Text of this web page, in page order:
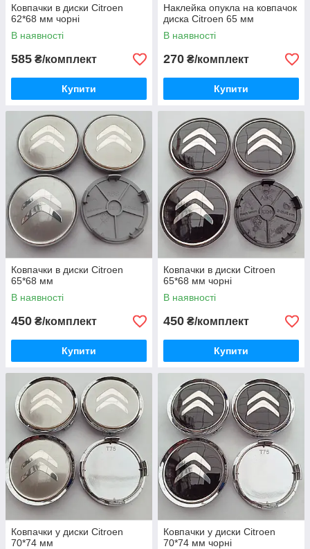
Ковпачки в диски Citroen
62*68 мм чорні
В наявності
585 ₴/комплект
Купити
Наклейка опукла на ковпачок
диска Citroen 65 мм
В наявності
270 ₴/комплект
Купити
Ковпачки в диски Citroen
65*68 мм
В наявності
450 ₴/комплект
Купити
Ковпачки в диски Citroen
65*68 мм чорні
В наявності
450 ₴/комплект
Купити
Ковпачки у диски Citroen
70*74 мм
Ковпачки у диски Citroen
70*74 мм чорні